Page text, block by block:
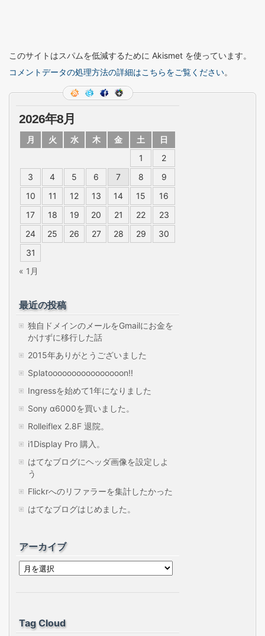
このサイトはスパムを低減するために Akismet を使っています。
コメントデータの処理方法の詳細はこちらをご覧ください。
2026年8月
月 火 水 木 金 土
日
1
2
3
4 5 6 7 8
9
10
11 12 13 14 15
16
17
18 19 20 21 22
23
24
25 26 27 28 29
30
31
« 1月
最近の投稿
独自ドメインのメールをGmailにお金を
かけずに移行した話
2015年ありがとうございました
Splatoooooooooooooooon!!
Ingressを始めて1年になりました
Sony α6000を買いました。
Rolleiflex 2.8F 退院。
i1Display Pro 購入。
はてなブログにヘッダ画像を設定しよ
う
Flickrへのリファラーを集計したかった
はてなブログはじめました。
アーカイブ
ア
ブ
Tag Cloud